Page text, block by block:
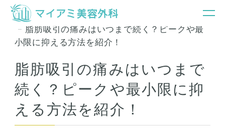
銀座マイアミ美容外科TOP
脂肪吸引の痛みはいつまで続く？ピークや最
小限に抑える方法を紹介！
脂肪吸引の痛みはいつまで
続く？ピークや最小限に抑
える方法を紹介！